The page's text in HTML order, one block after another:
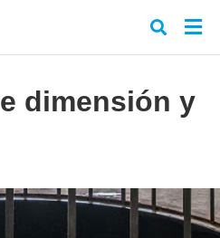
y
en
dimensión y